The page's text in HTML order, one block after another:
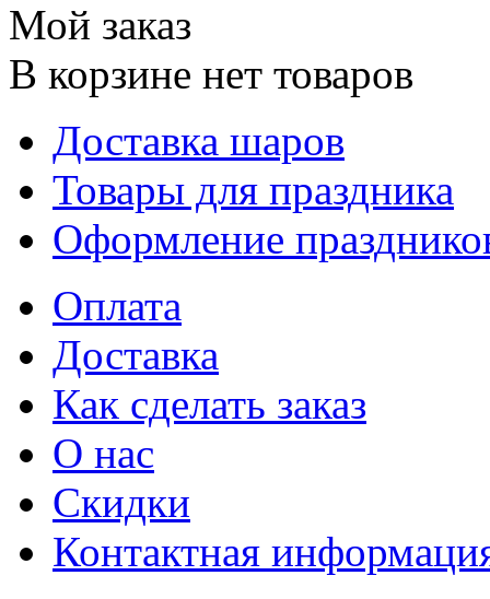
Мой заказ
В корзине нет товаров
Доставка шаров
Товары для праздника
Оформление
Оплата
Доставка
Как сделать заказ
О нас
Скидки
Контактная